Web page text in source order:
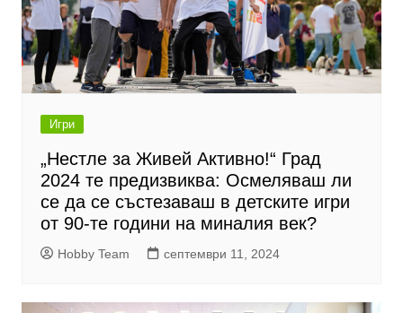
Игри
„Нестле за Живей Активно!“ Град
2024 те предизвиква: Осмеляваш ли
се да се състезаваш в детските игри
от 90-те години на миналия век?
Hobby Team септември 11, 2024